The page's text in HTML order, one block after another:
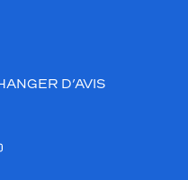
D’AVIS